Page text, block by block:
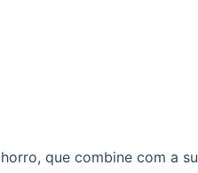
que combine com a